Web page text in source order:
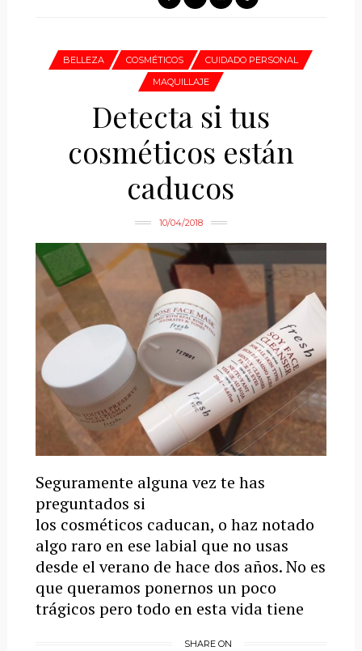
BELLEZA COSMÉTICOS
CUIDADO PERSONAL
MAQUILLAJE
Detecta si tus
cosméticos están
caducos
10/04/2018
Seguramente alguna vez te has
preguntados si
los cosméticos caducan, o haz notado
algo raro en ese labial que no usas
desde el verano de hace dos años. No es
que queramos ponernos un poco
trágicos pero todo en esta vida tiene
SHARE ON